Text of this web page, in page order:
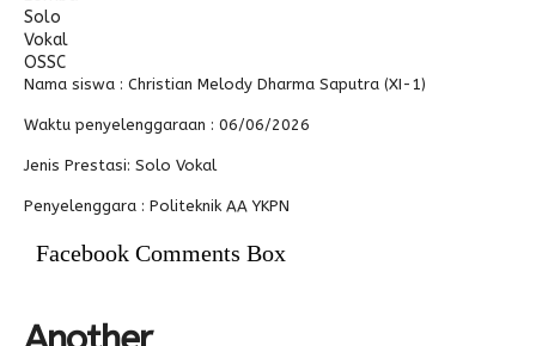
Link Referensi
PPDB
Alumni
Nama siswa : Christian Melody Dharma Saputra (XI-1)
Waktu penyelenggaraan : 06/06/2026
Jenis Prestasi: Solo Vokal
Penyelenggara : Politeknik AA YKPN
Facebook Comments Box